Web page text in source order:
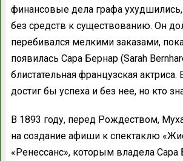
финансовые дела графа ухудшились,
без средств к существованию. Он
перебивался мелкими заказами,
появилась Сара Бернар (Sarah
блистательная французская
достиг бы успеха и без нее, но кто
В 1893 году, перед Рождеством,
на создание афиши к спектаклю
«Ренессанс», которым владела Сара